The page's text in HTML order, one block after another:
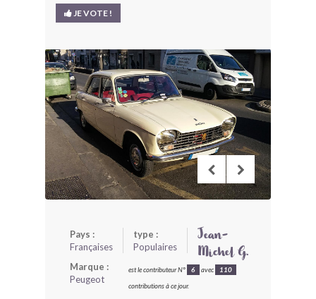
LE BLOG
BONJOURLAVIEILLE ?
MODÈLES ET MARQUES
COMMENT FONCTIONNE BLV ?
JE VOTE !
Pays :
Françaises
type :
Populaires
Marque :
Peugeot
Jean-
Michel G.
est le contributeur N° 6 avec 110
contributions à ce jour.